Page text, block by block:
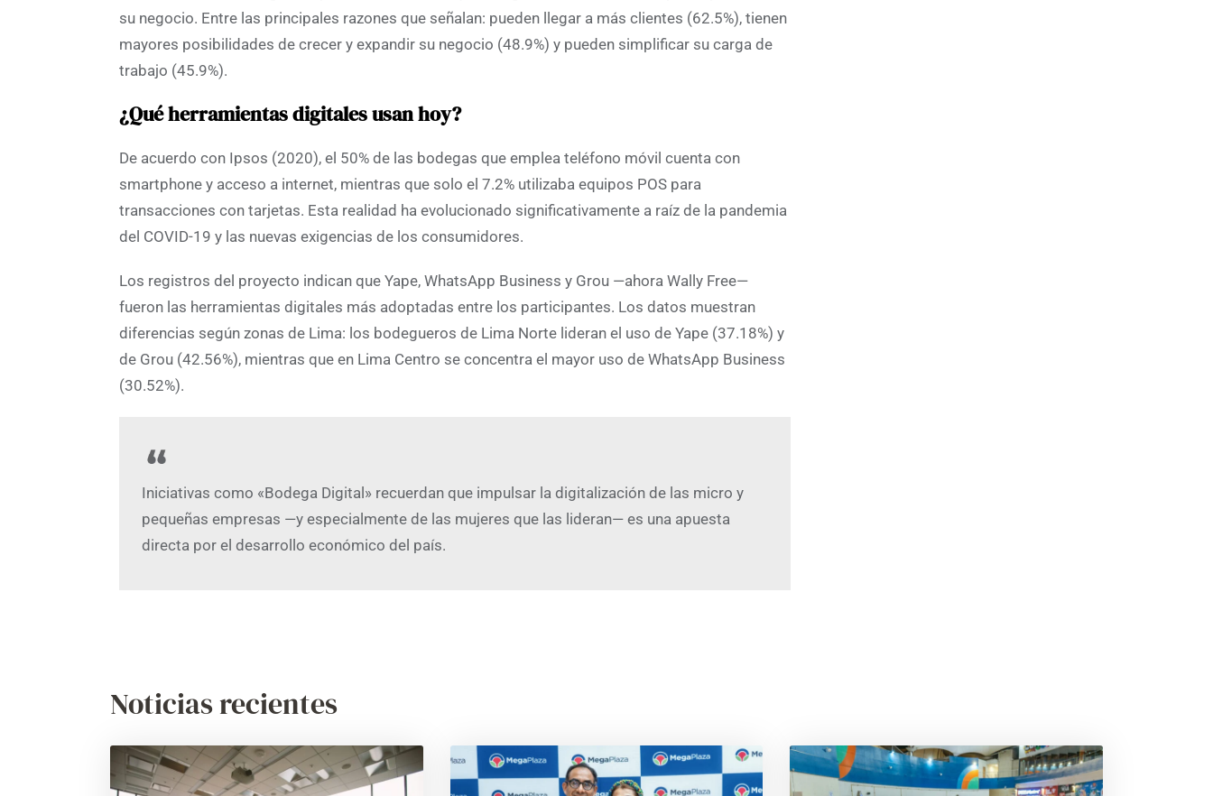
su negocio. Entre las principales razones que señalan: pueden llegar a más clientes (62.5%), tienen
mayores posibilidades de crecer y expandir su negocio (48.9%) y pueden simplificar su carga de
trabajo (45.9%).
¿Qué herramientas digitales usan hoy?
De acuerdo con Ipsos (2020), el 50% de las bodegas que emplea teléfono móvil cuenta con
smartphone y acceso a internet, mientras que solo el 7.2% utilizaba equipos POS para
transacciones con tarjetas. Esta realidad ha evolucionado significativamente a raíz de la pandemia
del COVID-19 y las nuevas exigencias de los consumidores.
Los registros del proyecto indican que Yape, WhatsApp Business y Grou —ahora Wally Free—
fueron las herramientas digitales más adoptadas entre los participantes. Los datos muestran
diferencias según zonas de Lima: los bodegueros de Lima Norte lideran el uso de Yape (37.18%) y
de Grou (42.56%), mientras que en Lima Centro se concentra el mayor uso de WhatsApp Business
(30.52%).
Iniciativas como «Bodega Digital» recuerdan que impulsar la digitalización de las micro y
pequeñas empresas —y especialmente de las mujeres que las lideran— es una apuesta
directa por el desarrollo económico del país.
Noticias recientes